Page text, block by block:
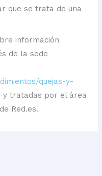
que se trata de una
información
de la sede
quejas-y-
y tratadas por el área
Red.es.